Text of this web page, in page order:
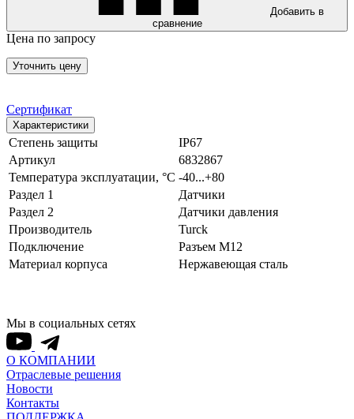
Добавить в
сравнение
Цена по запросу
Уточнить цену
Сертификат
Характеристики
Степень защиты
IP67
Артикул
6832867
Температура эксплуатации, °С -40...+80
Раздел 1
Датчики
Раздел 2
Датчики давления
Производитель
Turck
Подключение
Разъем M12
Материал корпуса
Нержавеющая сталь
Мы в социальных сетях
О КОМПАНИИ
Отраслевые решения
Новости
Контакты